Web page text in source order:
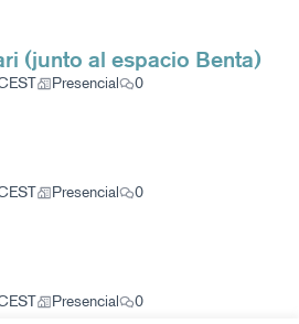
(junto al espacio Benta)
Presencial 0
Presencial 0
Presencial 0